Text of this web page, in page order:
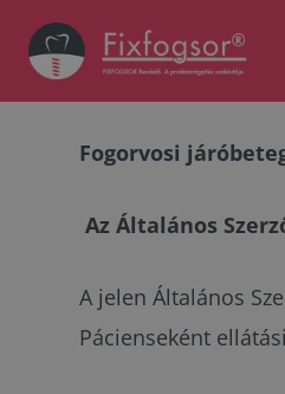
Fogorvosi
Az Általános
A jelen Általános
Pácienseként